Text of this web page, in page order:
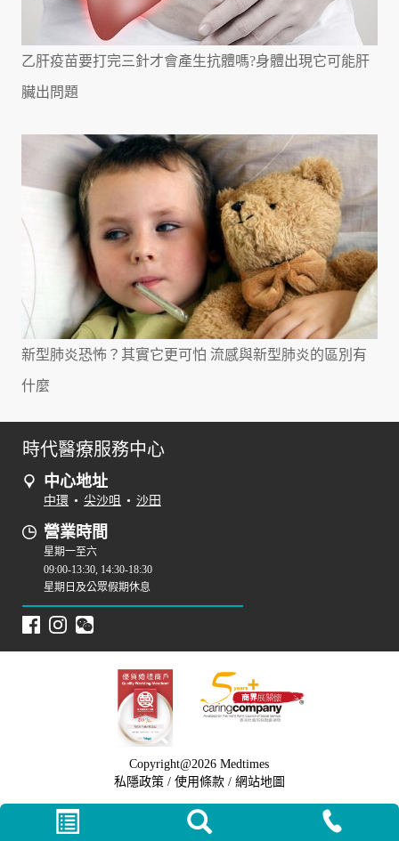
乙肝疫苗要打完三針才會產生抗體嗎?身體出現它可能肝
臟出問題
新型肺炎恐怖？其實它更可怕 流感與新型肺炎的區別有
什麼
時代醫療服務中心
中心地址
中環 • 尖沙咀 • 沙田
營業時間
星期一至六
09:00-13:30, 14:30-18:30
星期日及公眾假期休息
Copyright@2026 Medtimes
私隱政策 / 使用條款/ 網站地圖